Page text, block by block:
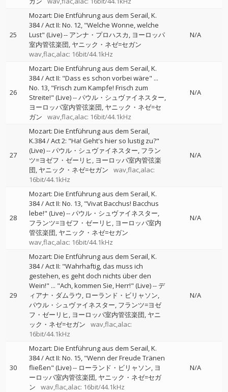
25
Mozart: Die Entführung aus dem Serail, K.
384 / Act II: No. 12, "Welche Wonne, welche
Lust" (Live)-- アンナ・プロハスカ ヨーロッパ
室内管弦楽団 ヤニック・ネゼ=セガン
wav,flac,alac: 16bit/44.1kHz
N/A
26
Mozart: Die Entführung aus dem Serail, K.
384 / Act II: "Dass es schon vorbei wäre" ...
No. 13, "Frisch zum Kampfe! Frisch zum
Streite!" (Live)--パウル・シュヴァイネスター
ヨーロッパ室内管弦楽団 ヤニック・ネゼ=セ
ガン
wav,flac,alac: 16bit/44.1kHz
N/A
27
Mozart: Die Entführung aus dem Serail,
K.384 / Act 2: "Ha! Geht's hier so lustig zu?"
(Live)--パウル・シュヴァイネスター フラン
ツ=ヨゼフ・ゼーリヒ ヨーロッパ室内管弦楽
団 ヤニック・ネゼ=セガン
wav,flac,alac:
16bit/44.1kHz
N/A
28
Mozart: Die Entführung aus dem Serail, K.
384 / Act II: No. 13, "Vivat Bacchus! Bacchus
lebe!" (Live)--パウル・シュヴァイネスター
フランツ=ヨゼフ・ゼーリヒ ヨーロッパ室内
管弦楽団 ヤニック・ネゼ=セガン
wav,flac,alac: 16bit/44.1kHz
N/A
29
Mozart: Die Entführung aus dem Serail, K.
384 / Act II: "Wahrhaftig, das muss ich
gestehen, es geht doch nichts über den
Wein!" ... "Ach, kommen Sie, Herr!" (Live)--デ
ィアナ・ダムラウ ローランド・ビリャソン
パウル・シュヴァイネスター フランツ=ヨゼ
フ・ゼーリヒ ヨーロッパ室内管弦楽団 ヤニ
ック・ネゼ=セガン
wav,flac,alac:
16bit/44.1kHz
N/A
30
Mozart: Die Entführung aus dem Serail, K.
384 / Act II: No. 15, "Wenn der Freude Tränen
fließen" (Live)-- ローランド・ビリャソン ヨ
ーロッパ室内管弦楽団 ヤニック・ネゼ=セガ
ン
wav,flac,alac: 16bit/44.1kHz
N/A